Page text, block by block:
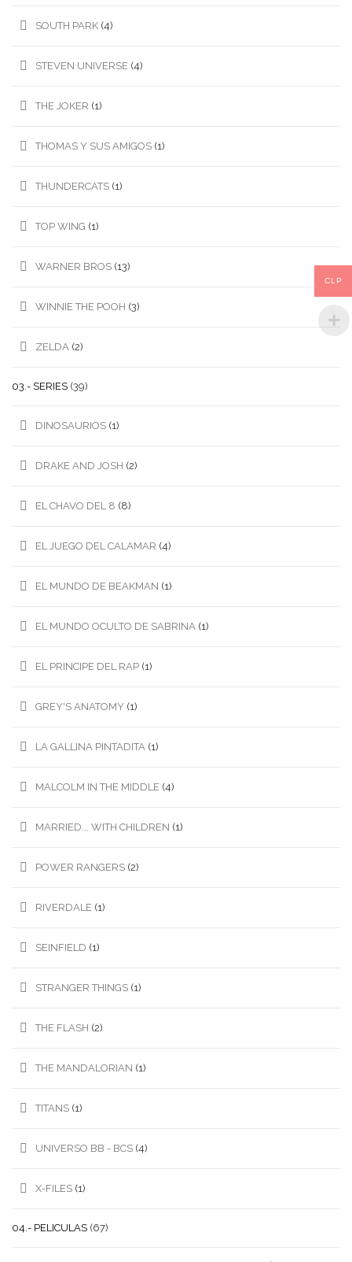
SOUTH PARK (4)
STEVEN UNIVERSE (4)
THE JOKER (1)
THOMAS Y SUS AMIGOS (1)
THUNDERCATS (1)
TOP WING (1)
WARNER BROS (13)
WINNIE THE POOH (3)
ZELDA (2)
03.- SERIES (39)
DINOSAURIOS (1)
DRAKE AND JOSH (2)
EL CHAVO DEL 8 (8)
EL JUEGO DEL CALAMAR (4)
EL MUNDO DE BEAKMAN (1)
EL MUNDO OCULTO DE SABRINA (1)
EL PRINCIPE DEL RAP (1)
GREY'S ANATOMY (1)
LA GALLINA PINTADITA (1)
MALCOLM IN THE MIDDLE (4)
MARRIED... WITH CHILDREN (1)
POWER RANGERS (2)
RIVERDALE (1)
SEINFIELD (1)
STRANGER THINGS (1)
THE FLASH (2)
THE MANDALORIAN (1)
TITANS (1)
UNIVERSO BB - BCS (4)
X-FILES (1)
04.- PELICULAS (67)
CLP